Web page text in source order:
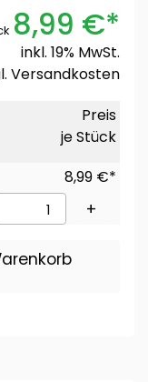
8,99 €*
inkl. 19% MwSt.
Versandkosten
Preis
je Stück
8,99 €*
+